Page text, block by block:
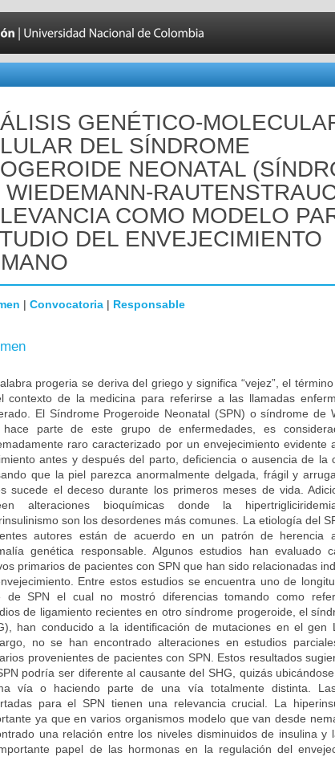
GENÉTICO-
DEL SÍNDROME
NEONATAL
WIEDEMANN-
COMO MODELO
DEL ENVEJECIMIENTO
| Convocatoria | Responsable
progeria se deriva del griego y significa “vejez”, el
contexto de la medicina para referirse a las llamadas
El Síndrome Progeroide Neonatal (SPN) o síndrome de
parte de este grupo de enfermedades, es
raro caracterizado por un envejecimiento evidente
antes y después del parto, deficiencia o ausencia de la
que la piel parezca anormalmente delgada, frágil y
sucede el deceso durante los primeros meses de vida.
alteraciones bioquímicas donde la
son los desordenes más comunes. La etiología del
autores están de acuerdo en un patrón de herencia
genética responsable. Algunos estudios han evaluado
primarios de pacientes con SPN que han sido relacionadas
Entre estos estudios se encuentra uno de
de SPN el cual no mostró diferencias tomando como
de ligamiento recientes en otro síndrome progeroide, el
han conducido a la identificación de mutaciones en el gen
no se han encontrado alteraciones en estudios
provenientes de pacientes con SPN. Estos resultados
podría ser diferente al causante del SHG, quizás
vía o haciendo parte de una vía totalmente distinta.
para el SPN tienen una relevancia crucial. La
ya que en varios organismos modelo que van desde
una relación entre los niveles disminuidos de insulina y
papel de las hormonas en la regulación del